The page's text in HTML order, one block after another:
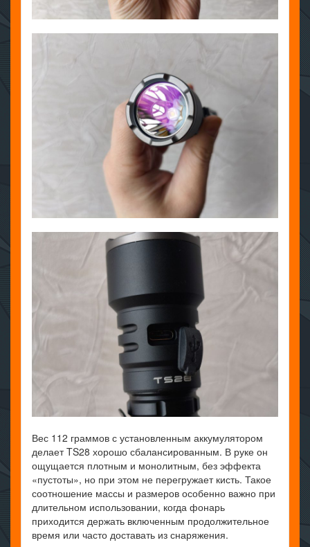
Вес 112 граммов с установленным аккумулятором
делает TS28 хорошо сбалансированным. В руке он
ощущается плотным и монолитным, без эффекта
«пустоты», но при этом не перегружает кисть. Такое
соотношение массы и размеров особенно важно при
длительном использовании, когда фонарь
приходится держать включенным продолжительное
время или часто доставать из снаряжения.